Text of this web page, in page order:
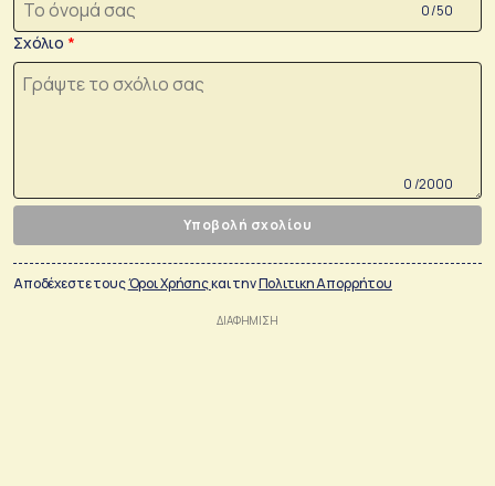
0 /50
Σχόλιο
0 /2000
Υποβολή σχολίου
Αποδέχεστε τουςΌροι Χρήσηςκαι τηνΠολιτικη Απορρήτου